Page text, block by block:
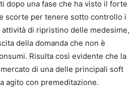
dopo una fase che ha visto il forte
scorte per tenere sotto controllo i
di ripristino delle medesime,
della domanda che non è
Risulta così evidente che la
di una delle principali soft
agito con premeditazione.